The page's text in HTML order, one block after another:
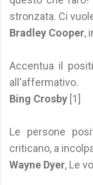
stronzata. Ci
Bradley Cooper,
Accentua il
all'affermativo.
Bing Crosby [1]
Le persone
criticano, a
Wayne Dyer, Le